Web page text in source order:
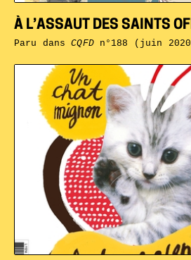
À L’ASSAUT DES SAINTS
Paru dansCQFDn°188 (juin